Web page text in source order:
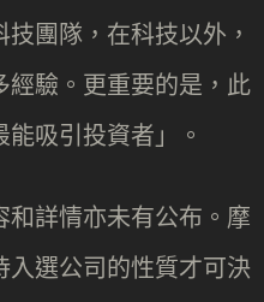
團隊，在科技以外，
經驗。更重要的是，此
吸引投資者」。
詳情亦未有公布。摩
入選公司的性質才可決